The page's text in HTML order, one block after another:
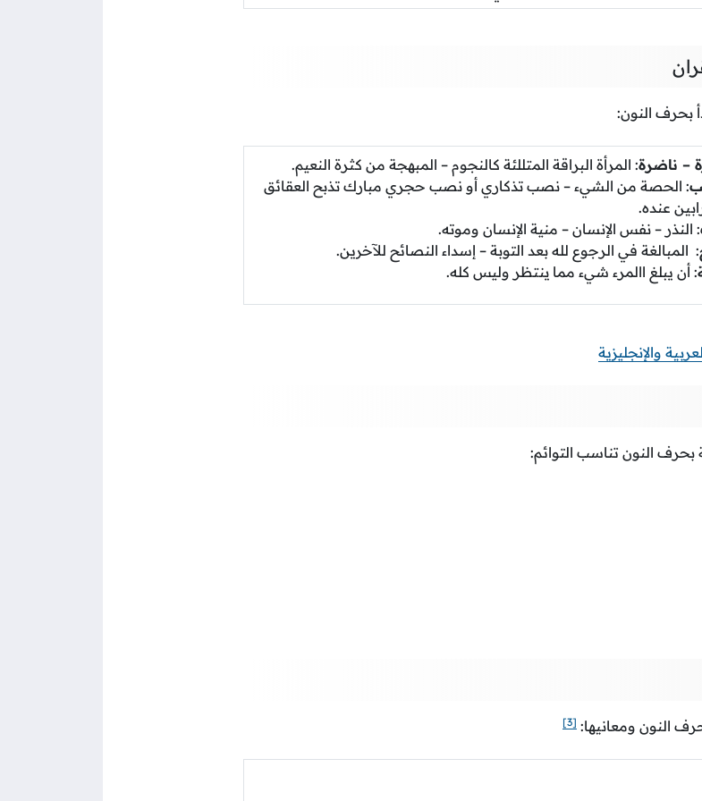
بحرف النون:
– ناضرة: المرأة البراقة المتللئة كالنجوم – المبهجة من كثرة النعيم.
: الحصة من الشيء – نصب تذكاري أو نصب حجري مبارك تذبح العقائق
عنده.
: النذر – نفس الإنسان – منية الإنسان وموته.
: المبالغة في الرجوع لله بعد التوبة – إسداء النصائح للآخرين.
: أن يبلغ االمرء شيء مما ينتظر وليس كله.
والإنجليزية
بحرف النون تناسب التوائم:
النون ومعانيها: [3]